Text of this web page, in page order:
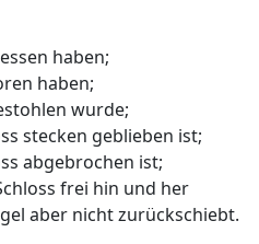
haben;
haben;
wurde;
stecken geblieben ist;
abgebrochen ist;
frei hin und her
aber nicht zurückschiebt.